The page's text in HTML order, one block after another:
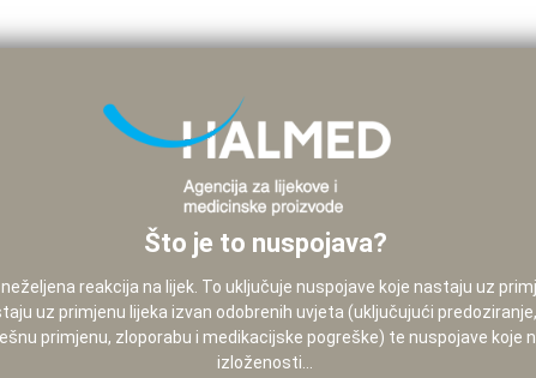
Što je to nuspojava?
reakcija na lijek. To uključuje nuspojave koje nastaju uz
uz primjenu lijeka izvan odobrenih uvjeta (uključujući
primjenu, zloporabu i medikacijske pogreške) te nuspojave koje
izloženosti...